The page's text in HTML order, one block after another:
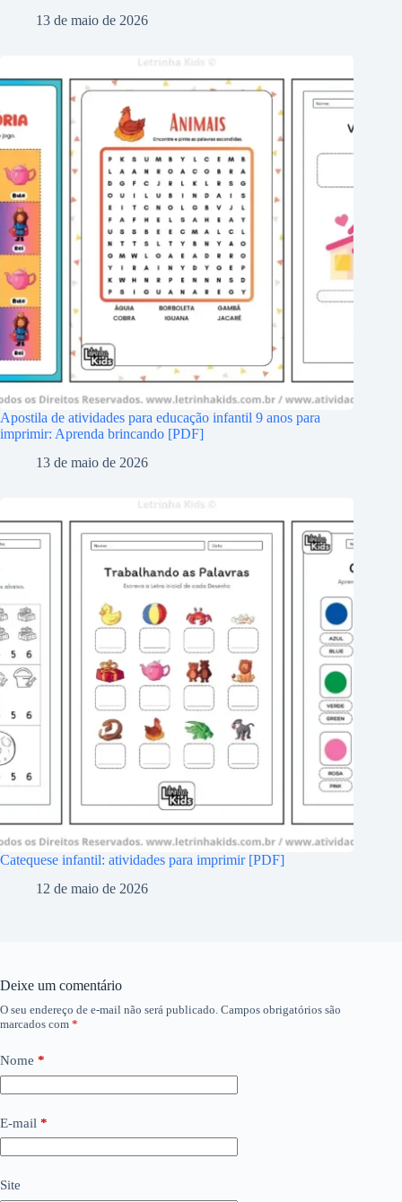
13 de maio de 2026
Apostila de atividades para educação infantil 9 anos para
imprimir: Aprenda brincando [PDF]
13 de maio de 2026
Catequese infantil: atividades para imprimir [PDF]
12 de maio de 2026
Deixe um comentário
O seu endereço de e-mail não será publicado. Campos obrigatórios são
marcados com *
Nome *
E-mail *
Site